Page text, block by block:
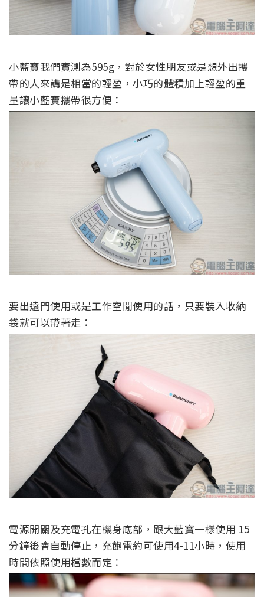
小藍寶我們實測為595g，對於女性朋友或是想外出攜
帶的人來講是相當的輕盈，小巧的體積加上輕盈的重
量讓小藍寶攜帶很方便：
要出遠門使用或是工作空閒使用的話，只要裝入收納
袋就可以帶著走：
電源開關及充電孔在機身底部，跟大藍寶一樣使用 15
分鐘後會自動停止，充飽電約可使用4-11小時，使用
時間依照使用檔數而定：